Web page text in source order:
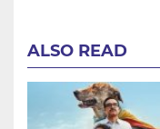
ALSO READ